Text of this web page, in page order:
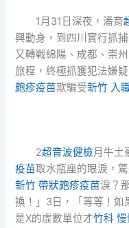
1月31日深夜，潘育
興動身，到四川實行抓
又轉戰綿陽、成都、崇
旅程，終極抓獲犯法嫌
皰疹疫苗欺騙受新竹 入
2超音波健檢月牛土
疫苗取水瓶座的眼淚，
新竹 帶狀皰疹疫苗淚？
換！」3日，「等等！如
是X的虛數單位才竹科